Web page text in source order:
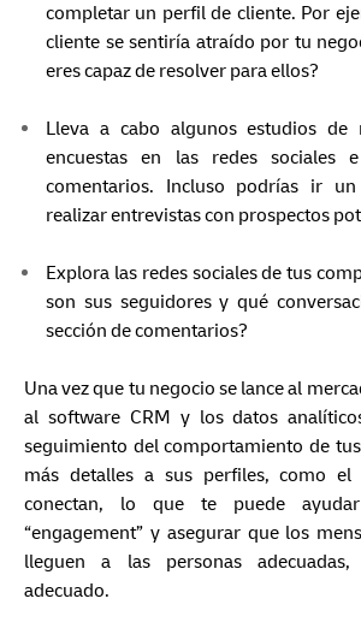
completar un perfil de cliente. Por
cliente se sentiría atraído por tu
eres capaz de resolver para ellos?
Lleva a cabo algunos estudios de
encuestas en las redes sociales
comentarios. Incluso podrías ir
realizar entrevistas con prospectos
Explora las redes sociales de tus
son sus seguidores y qué
sección de comentarios?
Una vez que tu negocio se lance al
al software CRM y los datos
seguimiento del comportamiento de
más detalles a sus perfiles, como
conectan, lo que te puede
“engagement” y asegurar que los
lleguen a las personas
adecuado.